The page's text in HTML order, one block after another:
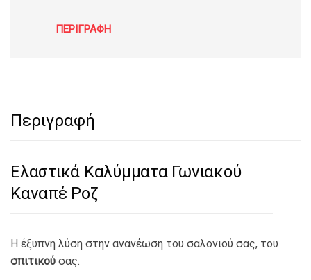
ΠΕΡΙΓΡΑΦΉ
Περιγραφή
Ελαστικά Καλύμματα Γωνιακού
Καναπέ Ροζ
Η έξυπνη λύση στην ανανέωση του σαλονιού σας, του
σπιτικού σας.